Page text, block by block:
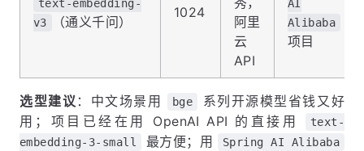
text-embedding-
v3
（通义千问）
1024
阿里
云
API
AI
Alibaba
项目
选型建议 ：中文场景用 bge
系列开源模型省钱又好
用；项目已经在用 OpenAI API 的直接用
text-
embedding-3-small
最方便；用 Spring AI Alibaba